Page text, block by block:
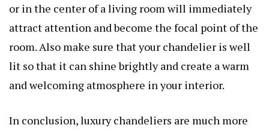
or in the center of a living room will immediately
attract attention and become the focal point of the
room. Also make sure that your chandelier is well
lit so that it can shine brightly and create a warm
and welcoming atmosphere in your interior.
In conclusion, luxury chandeliers are much more